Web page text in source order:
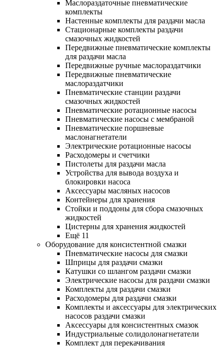
Маслораздаточные пневматические
комплекты
Настенные комплекты для раздачи масла
Стационарные комплекты раздачи
смазочных жидкостей
Передвижные пневматические комплекты
для раздачи масла
Передвижные ручные маслораздатчики
Передвижные пневматические
маслораздатчики
Пневматические станции раздачи
смазочных жидкостей
Пневматические ротационные насосы
Пневматические насосы с мембраной
Пневматические поршневые
маслонагнетатели
Электрические ротационные насосы
Расходомеры и счетчики
Пистолеты для раздачи масла
Устройства для вывода воздуха и
блокировки насоса
Аксессуары масляных насосов
Контейнеры для хранения
Стойки и поддоны для сбора смазочных
жидкостей
Цистерны для хранения жидкостей
Ещё 11
Оборудование для консистентной смазки
Пневматические насосы для смазки
Шприцы для раздачи смазки
Катушки со шлангом раздачи смазки
Электрические насосы для раздачи смазки
Комплекты для раздачи смазки
Расходомеры для раздачи смазки
Комплекты и аксессуары для электрических
насосов раздачи смазки
Аксессуары для консистентных смазок
Индустриальные солидолонагнетатели
Комплект для перекачивания